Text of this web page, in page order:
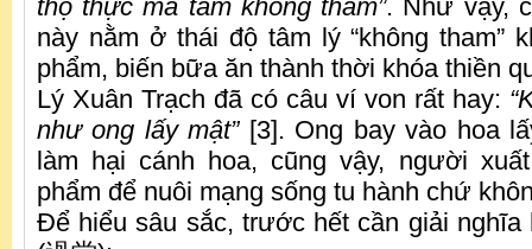
thọ thực mà tâm không tham”. Như vậy,
này nằm ở thái độ tâm lý “không tham”
phẩm, biến bữa ăn thành thời khóa thiền
Lý Xuân Trạch đã có câu ví von rất hay: “
như ong lấy mật”[3]. Ong bay vào hoa
làm hại cánh hoa, cũng vậy, người
phẩm để nuôi mạng sống tu hành chứ
Để hiểu sâu sắc, trước hết cần giải